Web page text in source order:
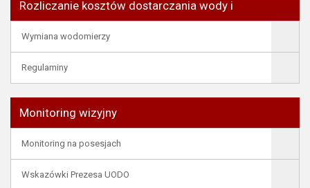
Rozliczanie kosztów dostarczania wody i
Wymiana wodomierzy
Regulaminy
Monitoring wizyjny
Monitoring na posesjach
Wskazówki Prezesa UODO